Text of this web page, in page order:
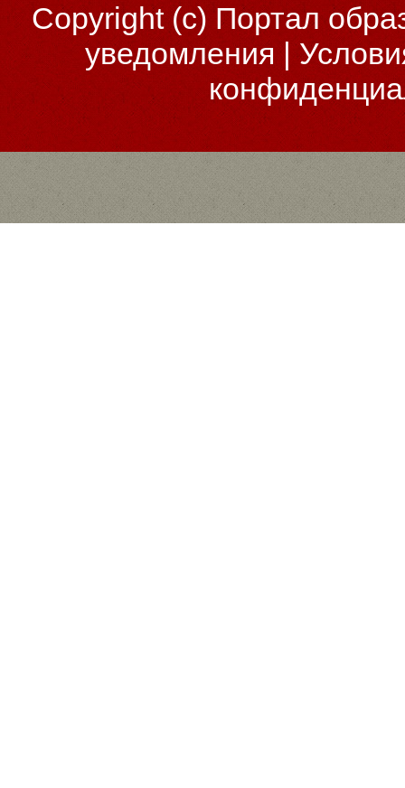
Copyright (c)Портал
уведомления |